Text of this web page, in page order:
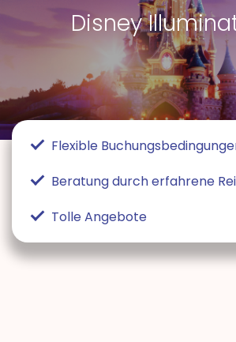
Disney
Flexible
Beratung durch erfahrene
Tolle Angebote